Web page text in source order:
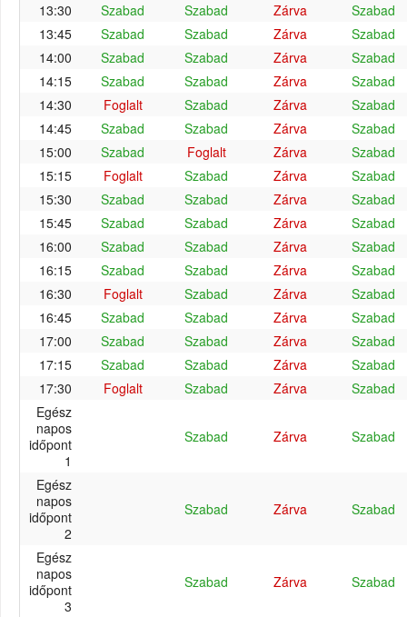
13:30
Szabad Szabad Zárva
Szabad
13:45
Szabad Szabad Zárva
Szabad
14:00
Szabad Szabad Zárva
Szabad
14:15
Szabad Szabad Zárva
Szabad
14:30
Foglalt Szabad Zárva
Szabad
14:45
Szabad Szabad Zárva
Szabad
15:00
Szabad Foglalt Zárva
Szabad
15:15
Foglalt Szabad Zárva
Szabad
15:30
Szabad Szabad Zárva
Szabad
15:45
Szabad Szabad Zárva
Szabad
16:00
Szabad Szabad Zárva
Szabad
16:15
Szabad Szabad Zárva
Szabad
16:30
Foglalt Szabad Zárva
Szabad
16:45
Szabad Szabad Zárva
Szabad
17:00
Szabad Szabad Zárva
Szabad
17:15
Szabad Szabad Zárva
Szabad
17:30
Foglalt Szabad Zárva
Szabad
Egész
napos
időpont
1
Szabad Zárva Szabad
Egész
napos
időpont
2
Szabad Zárva Szabad
Egész
napos
időpont
3
Szabad Zárva Szabad